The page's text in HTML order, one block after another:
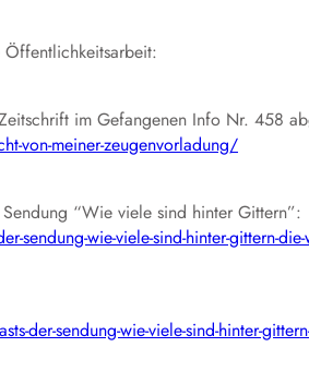
im Gefangenen Info Nr. 458
von-meiner-zeugenvorladung/
“Wie viele sind hinter Gittern”:
wie-viele-sind-hinter-gittern-
der-sendung-wie-viele-sind-hinter-